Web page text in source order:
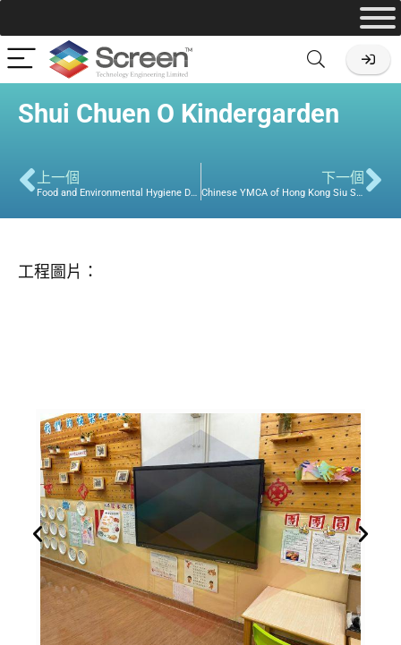
Shui Chuen O Kindergarden
上一個 下一個
工程圖片：